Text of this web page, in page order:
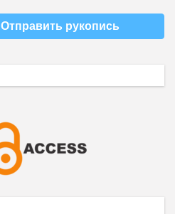
Отправить рукопись